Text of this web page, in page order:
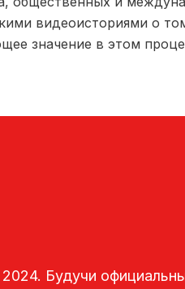
видеоисториями о
значение в этом
Будучи